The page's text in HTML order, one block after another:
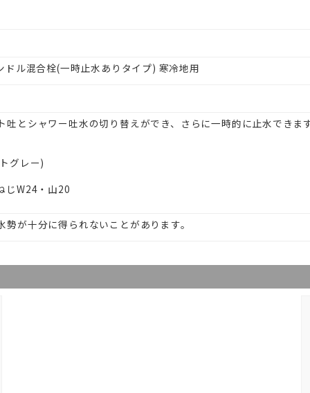
ドル混合栓(一時止水ありタイプ) 寒冷地用
吐とシャワー吐水の切り替えができ、さらに一時的に止水できま
グレー)
じW24・山20
が十分に得られないことがあります。